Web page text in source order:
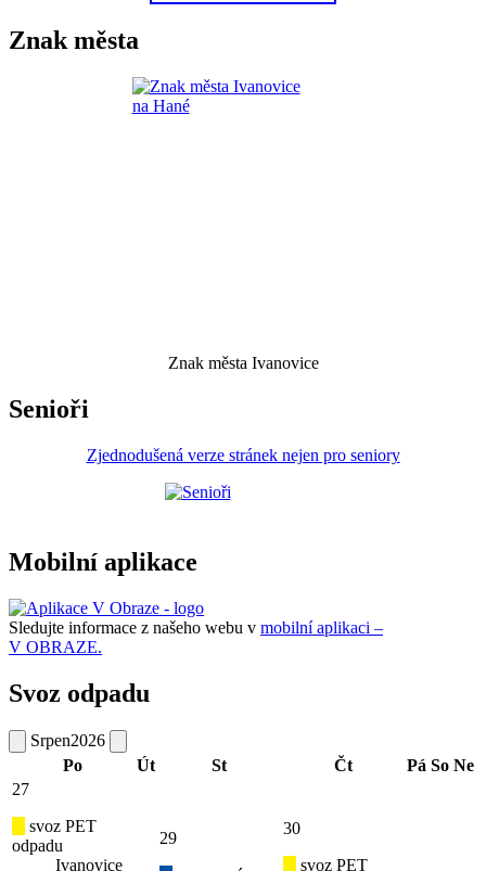
Znak města
Znak města Ivanovice
Senioři
Zjednodušená verze stránek nejen pro seniory
Mobilní aplikace
Sledujte informace z našeho webu v mobilní aplikaci –
V OBRAZE.
Svoz odpadu
Srpen2026
Po
Út St Čt Pá So Ne
27
svoz PET
odpadu
Ivanovice
29
30
svoz PET